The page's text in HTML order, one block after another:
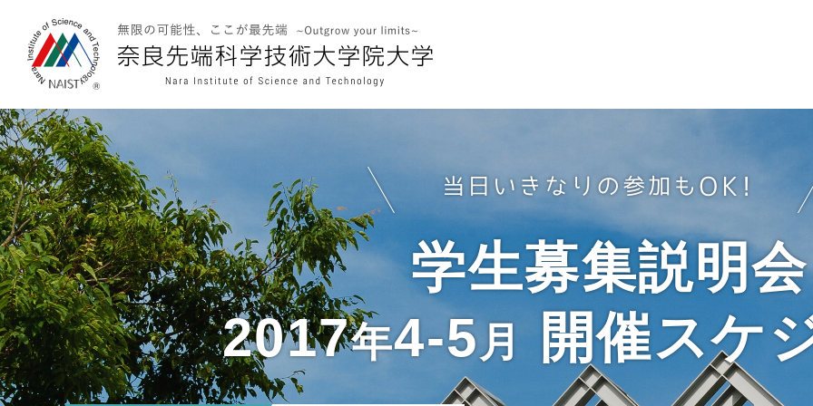
学生募集説明会
2017年4-5月 開催スケ